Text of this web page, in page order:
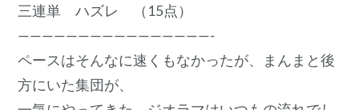
三連単 ハズレ （15点）
————————————————-
ペースはそんなに速くもなかったが、まんまと後
方にいた集団が、